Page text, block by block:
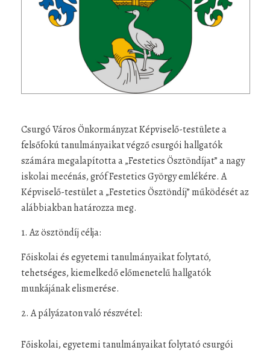
Csurgó Város Önkormányzat Képviselő-testülete a
felsőfokú tanulmányaikat végző csurgói hallgatók
számára megalapította a „Festetics Ösztöndíjat” a nagy
iskolai mecénás, gróf Festetics György emlékére. A
Képviselő-testület a „Festetics Ösztöndíj” működését az
alábbiakban határozza meg.
1. Az ösztöndíj célja:
Főiskolai és egyetemi tanulmányaikat folytató,
tehetséges, kiemelkedő előmenetelű hallgatók
munkájának elismerése.
2. A pályázaton való részvétel:
Főiskolai, egyetemi tanulmányaikat folytató csurgói